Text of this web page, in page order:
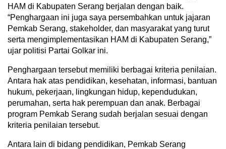
HAM di Kabupaten Serang berjalan dengan baik.
“Penghargaan ini juga saya persembahkan untuk jajaran
Pemkab Serang, stakeholder, dan masyarakat yang turut
serta mengimplementasikan HAM di Kabupaten Serang,”
ujar politisi Partai Golkar ini.
Penghargaan tersebut memiliki berbagai kriteria penilaian.
Antara hak atas pendidikan, kesehatan, informasi, bantuan
hukum, pekerjaan, lingkungan hidup, kependudukan,
perumahan, serta hak perempuan dan anak. Berbagai
program Pemkab Serang sudah berjalan sesuai dengan
kriteria penilaian tersebut.
Antara lain di bidang pendidikan, Pemkab Serang